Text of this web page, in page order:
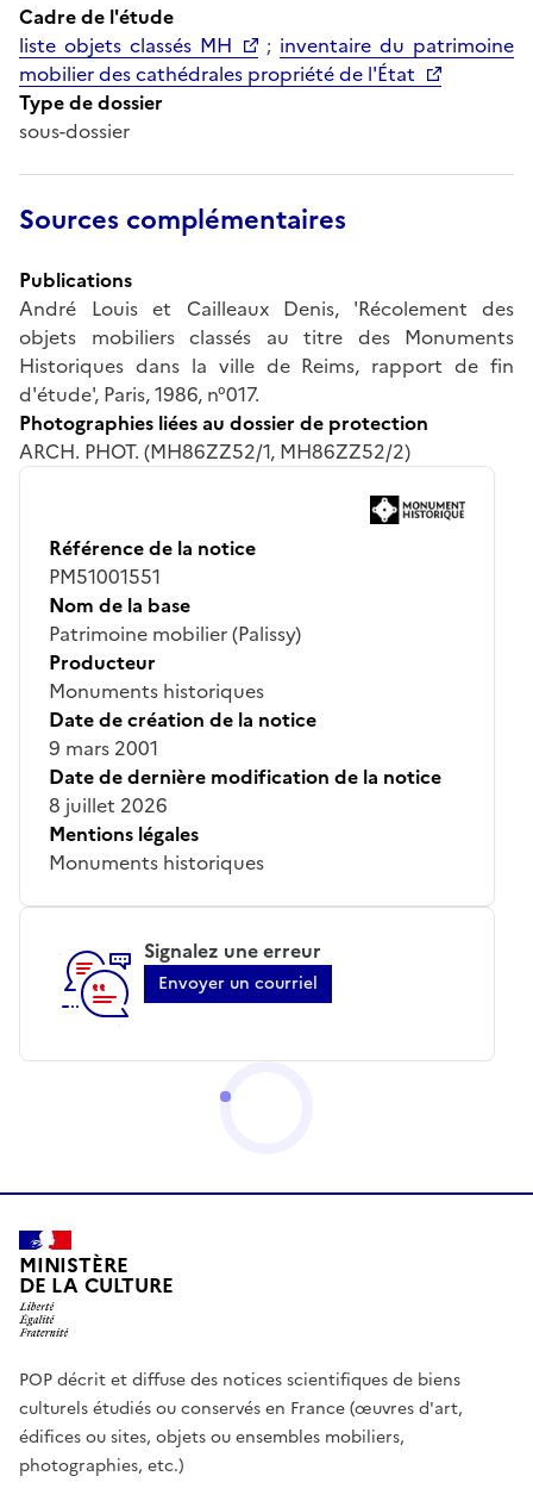
Cadre de l'étude
liste objets classés MH
; inventaire du patrimoine
mobilier des cathédrales propriété de l'État
Type de dossier
sous-dossier
Sources complémentaires
Publications
André Louis et Cailleaux Denis, 'Récolement des
objets mobiliers classés au titre des Monuments
Historiques dans la ville de Reims, rapport de fin
d'étude', Paris, 1986, n°017.
Photographies liées au dossier de protection
ARCH. PHOT. (MH86ZZ52/1, MH86ZZ52/2)
Référence de la notice
PM51001551
Nom de la base
Patrimoine mobilier (Palissy)
Producteur
Monuments historiques
Date de création de la notice
9 mars 2001
Date de dernière modification de la notice
8 juillet 2026
Mentions légales
Monuments historiques
Signalez une erreur
Envoyer un courriel
MINISTÈRE
DE LA CULTURE
POP décrit et diffuse des notices scientifiques de biens
culturels étudiés ou conservés en France (œuvres d'art,
édifices ou sites, objets ou ensembles mobiliers,
photographies, etc.)